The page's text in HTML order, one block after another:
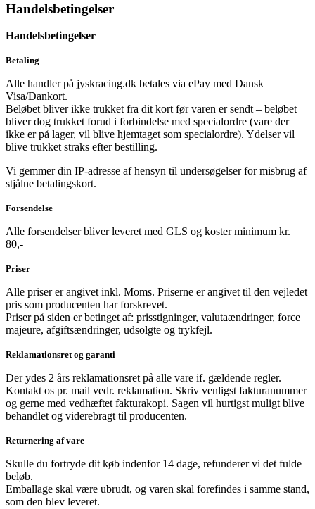
Handelsbetingelser
Handelsbetingelser
Betaling
Alle handler på jyskracing.dk betales via ePay med Dansk
Visa/Dankort.
Beløbet bliver ikke trukket fra dit kort før varen er sendt – beløbet
bliver dog trukket forud i forbindelse med specialordre (vare der
ikke er på lager, vil blive hjemtaget som specialordre). Ydelser vil
blive trukket straks efter bestilling.
Vi gemmer din IP-adresse af hensyn til undersøgelser for misbrug af
stjålne betalingskort.
Forsendelse
Alle forsendelser bliver leveret med GLS og koster minimum kr.
80,-
Priser
Alle priser er angivet inkl. Moms. Priserne er angivet til den vejledet
pris som producenten har forskrevet.
Priser på siden er betinget af: prisstigninger, valutaændringer, force
majeure, afgiftsændringer, udsolgte og trykfejl.
Reklamationsret og garanti
Der ydes 2 års reklamationsret på alle vare if. gældende regler.
Kontakt os pr. mail vedr. reklamation. Skriv venligst fakturanummer
og gerne med vedhæftet fakturakopi. Sagen vil hurtigst muligt blive
behandlet og viderebragt til producenten.
Returnering af vare
Skulle du fortryde dit køb indenfor 14 dage, refunderer vi det fulde
beløb.
Emballage skal være ubrudt, og varen skal forefindes i samme stand,
som den blev leveret.